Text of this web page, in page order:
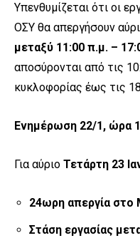
Υπενθυμίζεται ότι οι
ΟΣΥ θα απεργήσουν
μεταξύ 11:00 π.μ. –
αποσύρονται από τις
κυκλοφορίας έως τις
Ενημέρωση 22/1, ώρα
Για αύριο Τετάρτη 23
24ωρη απεργία στο
Στάση εργασίας